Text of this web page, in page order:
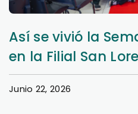
Aprendizaje y
Italia
Junio 20, 2026